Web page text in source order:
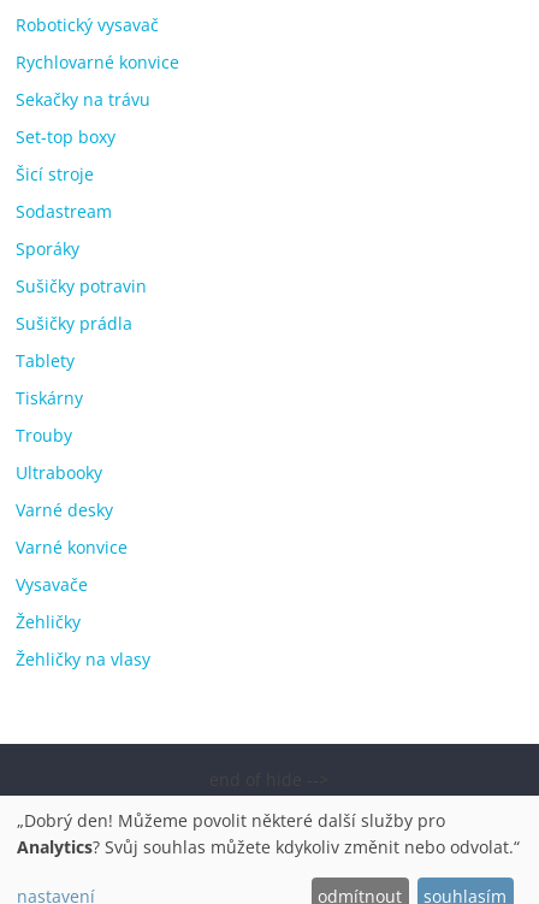
Robotický vysavač
Rychlovarné konvice
Sekačky na trávu
Set-top boxy
Šicí stroje
Sodastream
Sporáky
Sušičky potravin
Sušičky prádla
Tablety
Tiskárny
Trouby
Ultrabooky
Varné desky
Varné konvice
Vysavače
Žehličky
Žehličky na vlasy
pračky, televize, notebooky, mobilní telefony, kávovary,
bazény. Všechna práva vyhrazena.
„Dobrý den! Můžeme povolit některé další služby pro
Analytics? Svůj souhlas můžete kdykoliv změnit nebo odvolat.“
nastavení odmítnout souhlasím